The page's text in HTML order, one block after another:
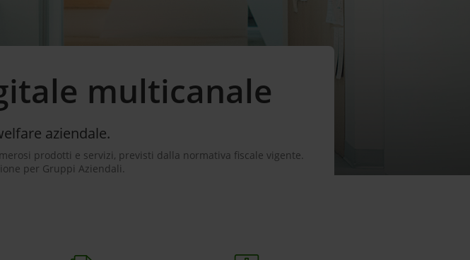
multicanale
aziendale.
prodotti e servizi, previsti dalla normativa fiscale vigente.
per Gruppi Aziendali.